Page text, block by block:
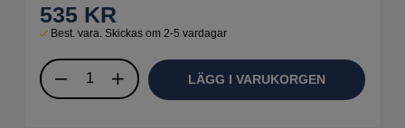
535 KR
Best. vara. Skickas om 2-5 vardagar
LÄGG I VARUKORGEN